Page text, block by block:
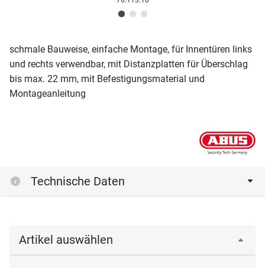
schmale Bauweise, einfache Montage, für Innentüren links
und rechts verwendbar, mit Distanzplatten für Überschlag
bis max. 22 mm, mit Befestigungsmaterial und
Montageanleitung
Technische Daten
Artikel auswählen